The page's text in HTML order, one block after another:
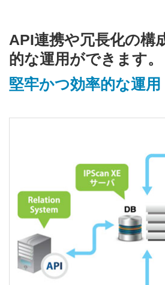
API連携や冗長化の構
的な運用ができます。
堅牢かつ効率的な運用